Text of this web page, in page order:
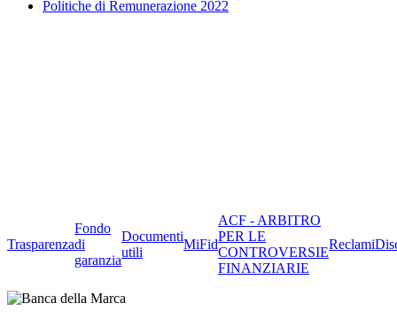
Politiche di Remunerazione 2022
Trasparenza
Fondo
di
garanzia
Documenti
utili
MiFid
ACF - ARBITRO
PER LE
CONTROVERSIE
FINANZIARIE
Reclami